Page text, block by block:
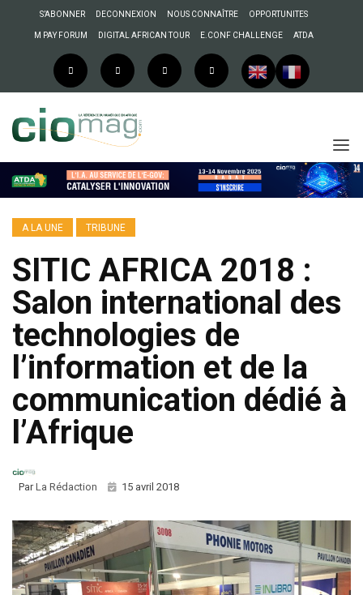
S’ABONNER DECONNEXION NOUS CONNAÎTRE OPPORTUNITES
M PAY FORUM DIGITAL AFRICAN TOUR E.CONF CHALLENGE ATDA
A LA UNE TRIBUNE
SITIC AFRICA 2018 :
Salon international des
technologies de
l’information et de la
communication dédié à
l’Afrique
ParLa Rédaction 15 avril 2018